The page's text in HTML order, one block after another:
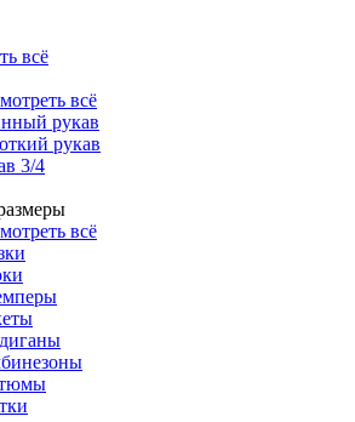
всё
всё
рукав
рукав
3/4
всё